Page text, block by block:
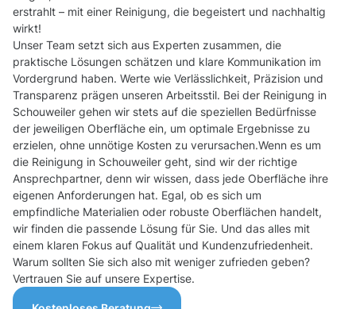
erstrahlt – mit einer Reinigung, die begeistert und nachhaltig
wirkt!
Unser Team setzt sich aus Experten zusammen, die
praktische Lösungen schätzen und klare Kommunikation im
Vordergrund haben. Werte wie Verlässlichkeit, Präzision und
Transparenz prägen unseren Arbeitsstil. Bei der Reinigung in
Schouweiler gehen wir stets auf die speziellen Bedürfnisse
der jeweiligen Oberfläche ein, um optimale Ergebnisse zu
erzielen, ohne unnötige Kosten zu verursachen.Wenn es um
die Reinigung in Schouweiler geht, sind wir der richtige
Ansprechpartner, denn wir wissen, dass jede Oberfläche ihre
eigenen Anforderungen hat. Egal, ob es sich um
empfindliche Materialien oder robuste Oberflächen handelt,
wir finden die passende Lösung für Sie. Und das alles mit
einem klaren Fokus auf Qualität und Kundenzufriedenheit.
Warum sollten Sie sich also mit weniger zufrieden geben?
Vertrauen Sie auf unsere Expertise.